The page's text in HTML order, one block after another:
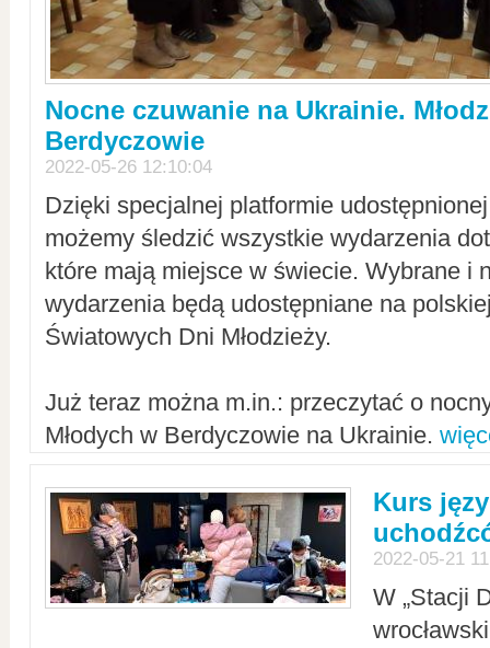
Nocne czuwanie na Ukrainie.
Berdyczowie
2022-05-26 12:10:04
Dzięki specjalnej platformie
możemy śledzić wszystkie wydarzenia
które mają miejsce w świecie. Wybrane i
wydarzenia będą udostępniane na
Światowych Dni Młodzieży.
Już teraz można m.in.: przeczytać o
Młodych w Berdyczowie na Ukrainie.
Kurs
2022-05-21
W „Stacji